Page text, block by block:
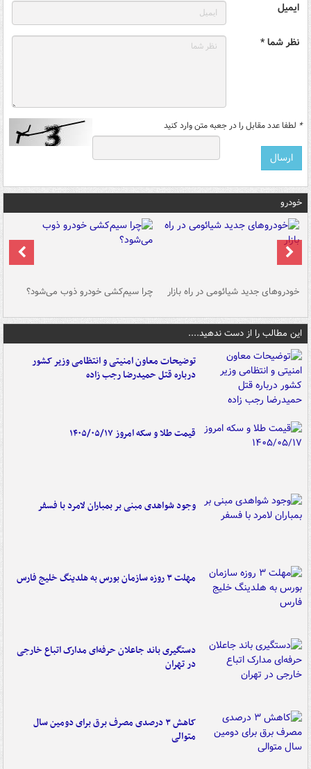
ایمیل
نظر شما *
* لطفا عدد مقابل را در جعبه متن وارد کنید
خودرو
خودروهای جدید شیائومی در راه بازار چرا سیم‌کشی خودرو ذوب می‌شود؟
این مطالب را از دست ندهید....
توضیحات معاون امنیتی و انتظامی وزیر کشور
درباره قتل حمیدرضا رجب زاده
قیمت طلا و سکه امروز ۱۴۰۵/۰۵/۱۷
وجود شواهدی مبنی بر بمباران لامرد با فسفر
مهلت ۳ روزه سازمان بورس به هلدینگ خلیج فارس
دستگیری باند جاعلان حرفه‌ای مدارک اتباع خارجی
در تهران
کاهش ۳ درصدی مصرف برق برای دومین سال
متوالی